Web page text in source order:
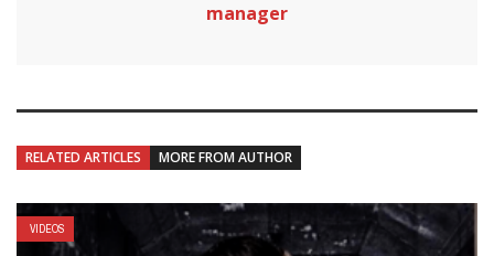
manager
RELATED ARTICLES MORE FROM AUTHOR
VIDEOS